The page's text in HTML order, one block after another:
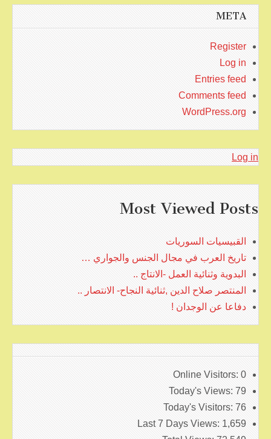
META
Register
Log in
Entries feed
Comments feed
WordPress.org
Log in
Most Viewed Posts
القبيسيات السوريات
تاريخ العرب في مجال الجنس والجواري …
البدوية وثنائية العمل -الانتاج ..
المنتصر صلاح الدين ,ثنائية النجاح- الانتصار ..
دفاعا عن الوجدان !
Online Visitors: 0
Today's Views: 79
Today's Visitors: 76
Last 7 Days Views: 1,659